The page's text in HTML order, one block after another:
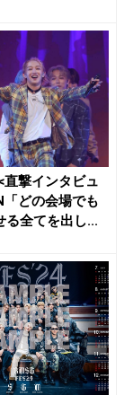
直撃インタビュ
どの会場でも
る全てを出し...